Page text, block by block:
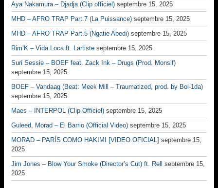
Aya Nakamura – Djadja (Clip officiel) septembre 15, 2025
MHD – AFRO TRAP Part.7 (La Puissance) septembre 15, 2025
MHD – AFRO TRAP Part.5 (Ngatie Abedi) septembre 15, 2025
Rim’K – Vida Loca ft. Lartiste septembre 15, 2025
Suri Sessie – BOEF feat. Zack Ink – Drugs (Prod. Monsif)
septembre 15, 2025
BOEF – Vandaag (Beat: Meek Mill – Traumatized, prod. by Boi-1da)
septembre 15, 2025
Maes – INTERPOL (Clip Officiel) septembre 15, 2025
Guleed, Morad – El Barrio (Official Video) septembre 15, 2025
MORAD – PARÍS COMO HAKIMI [VIDEO OFICIAL] septembre 15,
2025
Jim Jones – Blow Your Smoke (Director’s Cut) ft. Rell
septembre 15,
2025